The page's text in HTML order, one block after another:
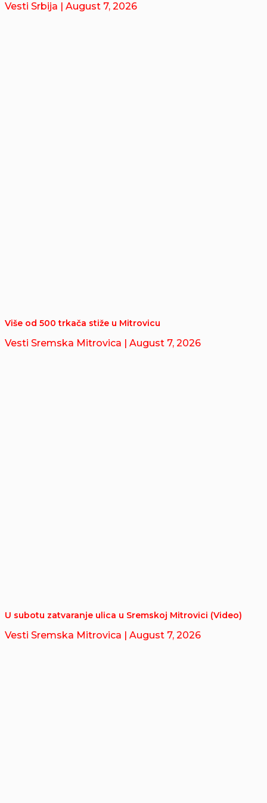
Vesti Srbija | August 7, 2026
Više od 500 trkača stiže u Mitrovicu
Vesti Sremska Mitrovica | August 7, 2026
U subotu zatvaranje ulica u Sremskoj Mitrovici (Video)
Vesti Sremska Mitrovica | August 7, 2026